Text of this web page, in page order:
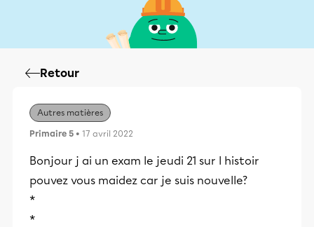
Retour
Autres matières
Primaire 5 • 17 avril 2022
Bonjour j ai un exam le jeudi 21 sur l histoir
pouvez vous maidez car je suis nouvelle?
*
*